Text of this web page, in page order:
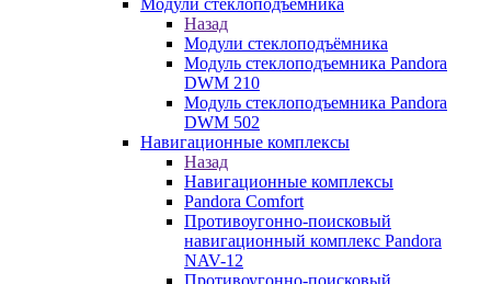
Модули стеклоподъёмника
Назад
Модули стеклоподъёмника
Модуль стеклоподъемника Pandora
DWM 210
Модуль стеклоподъемника Pandora
DWM 502
Навигационные комплексы
Назад
Навигационные комплексы
Pandora Comfort
Противоугонно-поисковый
навигационный комплекс Pandora
NAV-12
Противоугонно-поисковый